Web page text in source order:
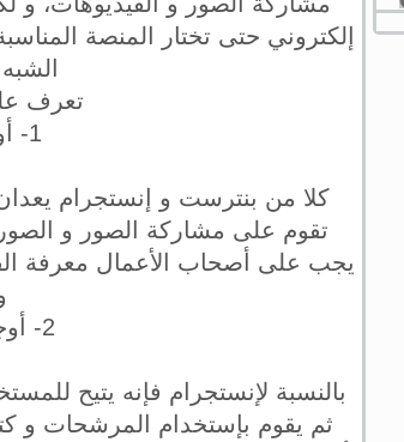
إلكتروني حتى تختار المنصة
تعرف
1- أوجه الشبه بين بنترست و إنستجرام
كلا من بنترست و إنستجرام
تقوم على مشاركة الصور و
يجب على أصحاب الأعمال معرفة
2- أوجه الإختلاف بين بنترست و إنستجرام
بالنسبة لإنستجرام فإنه يتيح
ثم يقوم بإستخدام المرشحات و